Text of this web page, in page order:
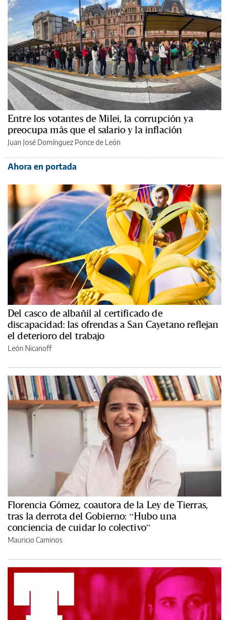
Entre los votantes de Milei, la corrupción ya
preocupa más que el salario y la inflación
Juan José Domínguez Ponce de León
Ahora en portada
Del casco de albañil al certificado de
discapacidad: las ofrendas a San Cayetano reflejan
el deterioro del trabajo
León Nicanoff
Florencia Gómez, coautora de la Ley de Tierras,
tras la derrota del Gobierno: “Hubo una
conciencia de cuidar lo colectivo”
Mauricio Caminos